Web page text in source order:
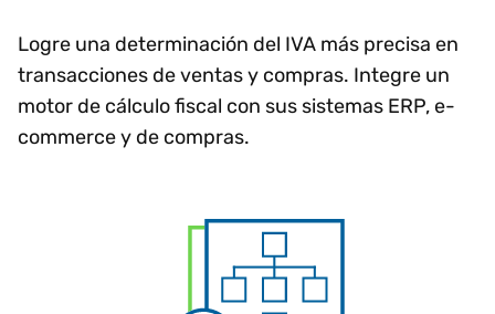
Logre una determinación del IVA más precisa en
transacciones de ventas y compras. Integre un
motor de cálculo fiscal con sus sistemas ERP, e-
commerce y de compras.